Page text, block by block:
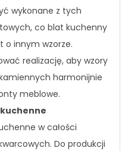
wykonane z tych
co blat kuchenny
o innym wzorze.
realizację, aby wzory
harmonijnie
meblowe.
w całości
Do produkcji